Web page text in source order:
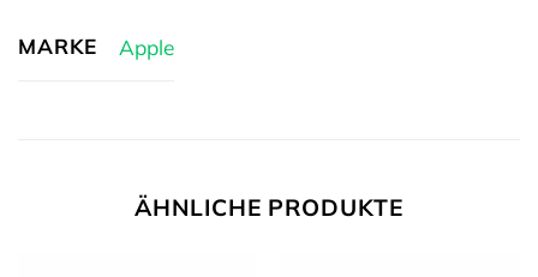
MARKE Apple
ÄHNLICHE PRODUKTE